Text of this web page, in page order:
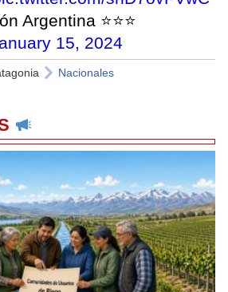
⭐⭐⭐
15, 2024
Nacionales